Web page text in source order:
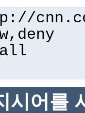
all
시어를